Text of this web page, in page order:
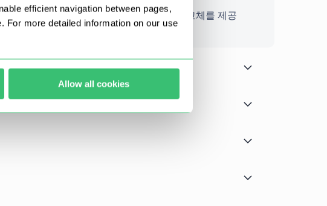
efficient navigation between pages,
For more detailed information on our use
Allow all cookies
체해 드립니다. 상담원에게 문의해 주시면 교체를 제공